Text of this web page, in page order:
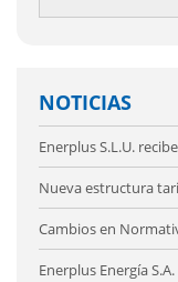
NOTICIAS
Enerplus S.L.U.
Nueva estructura
Cambios en
Enerplus Energía